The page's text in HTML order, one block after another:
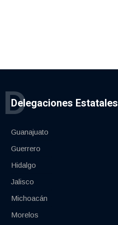
Delegaciones Estatales
D
Guanajuato
Guerrero
Hidalgo
Jalisco
Michoacán
Morelos